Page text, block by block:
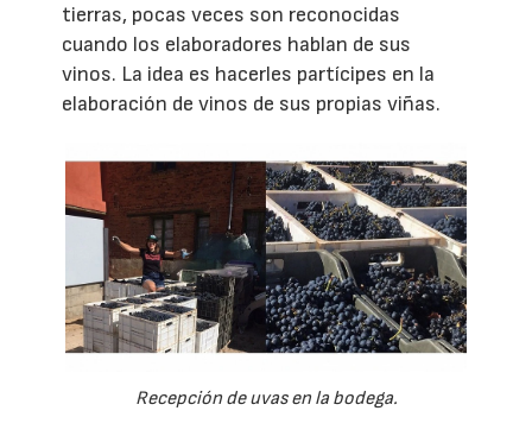
tierras, pocas veces son reconocidas
cuando los elaboradores hablan de sus
vinos. La idea es hacerles partícipes en la
elaboración de vinos de sus propias viñas.
Recepción de uvas en la bodega.